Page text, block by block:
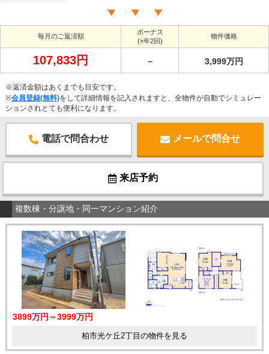
毎月のご返済額
ボーナス
(×年2回)
物件価格
107,833円 － 3,999万円
※返済金額はあくまでも目安です。
※会員登録(無料)をして詳細情報を記入されますと、全物件が自動でシミュレー
ションされとても便利になります。
電話で問合わせ メールで問合せ
来店予約
複数棟・分譲地・同一マンション紹介
3899万円～3999万円
柏市光ケ丘2丁目の物件を見る